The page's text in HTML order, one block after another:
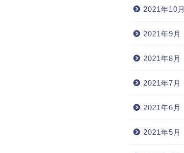
2021年10月
2021年9月
2021年8月
2021年7月
2021年6月
2021年5月